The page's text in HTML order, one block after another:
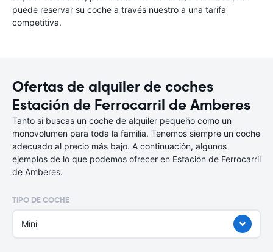
puede reservar su coche a través nuestro a una tarifa
competitiva.
Ofertas de alquiler de coches
Estación de Ferrocarril de Amberes
Tanto si buscas un coche de alquiler pequeño como un
monovolumen para toda la familia. Tenemos siempre un coche
adecuado al precio más bajo. A continuación, algunos
ejemplos de lo que podemos ofrecer en Estación de Ferrocarril
de Amberes.
TIPO DE COCHE
Mini